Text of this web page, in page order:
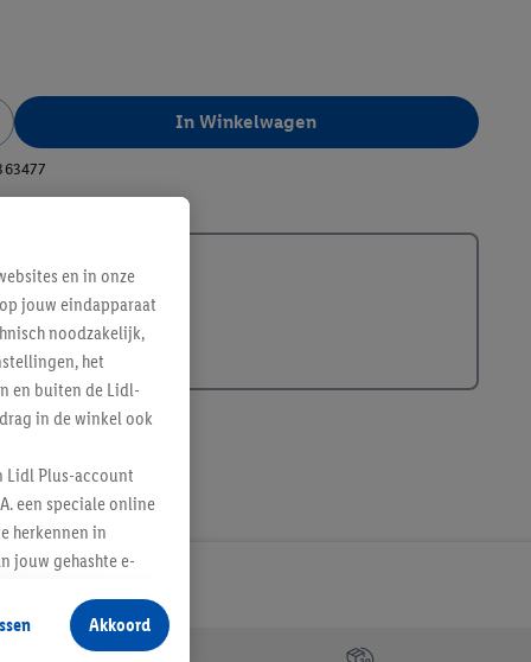
In Winkelwagen
en in onze
jouw eindapparaat
noodzakelijk,
het
en buiten de Lidl-
in de winkel ook
Lidl Plus-account
een speciale online
herkennen in
jouw gehashte e-
producten waarin je
Akkoord